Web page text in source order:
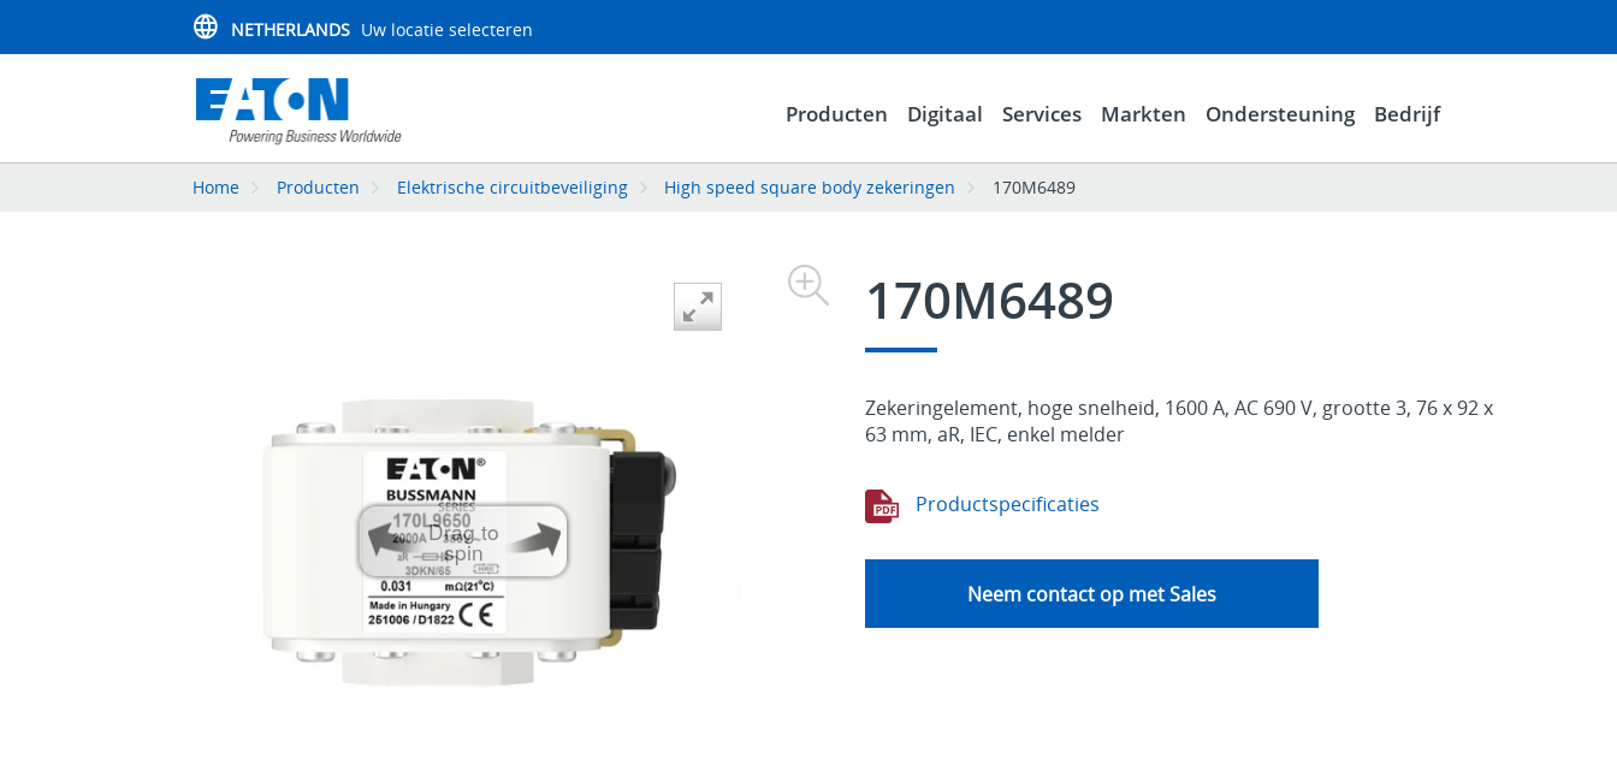
NETHERLANDS Uw locatie selecteren
Producten Digitaal Services Markten Ondersteuning Bedrijf
Home Producten Elektrische circuitbeveiliging High speed square body zekeringen 170M6489
Drag to
spin
170M6489
Zekeringelement, hoge snelheid, 1600 A, AC 690 V, grootte 3, 76 x 92 x
63 mm, aR, IEC, enkel melder
Productspecificaties
Neem contact op met Sales